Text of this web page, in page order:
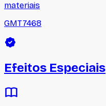
materiais
GMT7468
Efeitos Especiais